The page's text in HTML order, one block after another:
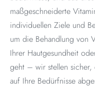
maßgeschneiderte
individuellen Ziele und
um die Behandlung von
Ihrer Hautgesundheit
geht – wir stellen sicher,
auf Ihre Bedürfnisse